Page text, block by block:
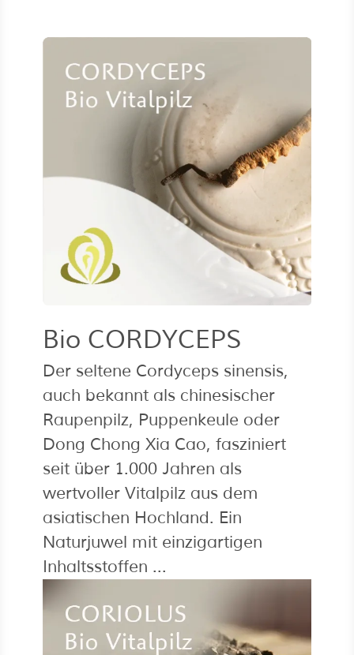
Bio CORDYCEPS
Der seltene Cordyceps sinensis,
auch bekannt als chinesischer
Raupenpilz, Puppenkeule oder
Dong Chong Xia Cao, fasziniert
seit über 1.000 Jahren als
wertvoller Vitalpilz aus dem
asiatischen Hochland. Ein
Naturjuwel mit einzigartigen
Inhaltsstoffen ...